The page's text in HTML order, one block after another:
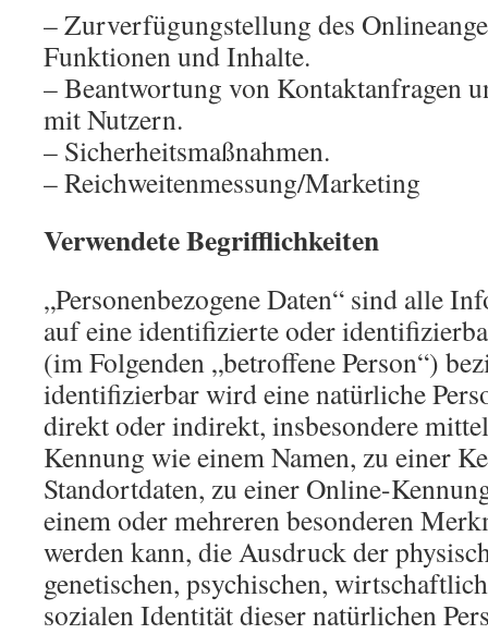
– Zurverfügungstellung des
Funktionen und Inhalte.
– Beantwortung von Kontaktanfragen
mit Nutzern.
– Sicherheitsmaßnahmen.
– Reichweitenmessung/Marketing
Verwendete Begrifflichkeiten
„Personenbezogene Daten“ sind alle
auf eine identifizierte oder
(im Folgenden „betroffene Person“)
identifizierbar wird eine natürliche
direkt oder indirekt, insbesondere
Kennung wie einem Namen, zu einer
Standortdaten, zu einer Online-
einem oder mehreren besonderen
werden kann, die Ausdruck der
genetischen, psychischen,
sozialen Identität dieser natürlichen